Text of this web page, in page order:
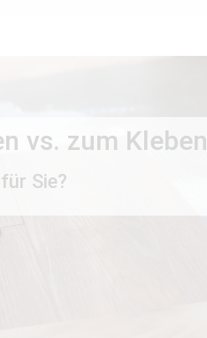
vs. zum Kleben
Sie?